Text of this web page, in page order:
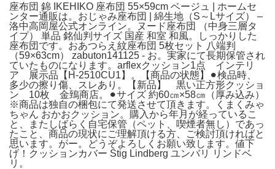
座布団 錦 IKEHIKO 座布団 55×59cm ベージュ | ホームセ
ンター通販は。おじゃみ座布団 | 綿生地（S～Lサイズ） –
洛中高岡屋公式オンライン。ヌード座布団 （中身三層タ
イプ） 単品 銘仙判サイズ 国産 和室 和風。しっかりした
座布団です。おあつらえ紋座布団 5枚セット 八端判
（59×63cm） zabuton141125 - お。実家にて長期保管され
ていたものになります。arflexクッション1点 インテリ
ア 展示品【H-2510CU1】。【商品の状態】⚫︎検品時、
多少の擦り傷、スレあり。【新品】 黒い正方形クッショ
ン 10枚 金鵄商店。⚫︎サイズ 約60㎝×58㎝（厚み込み）
※商品は独自の梱包にて発送させて頂きます。くまくみゃ
ちゃん おかおクッション。購入から年月が経っているこ
と、またしばらく自宅保管（ペット、喫煙者無し）であっ
たこと、商品の現状にご理解頂ける方、ご検討頂ければと
思います。がー。どうぞよろしくお願い致します。値下
げ！クッションカバー Stig Lindberg ユンバリ リンドベ
リ。